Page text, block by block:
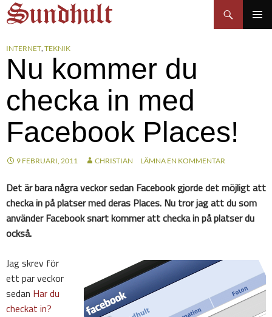
Hoppa
till
Sundhults blogg
Sök
INTERNET,TEKNIK
Nu kommer du
checka in med
Facebook Places!
9 FEBRUARI, 2011 CHRISTIAN LÄMNA EN KOMMENTAR
Det är bara några veckor sedan Facebook gjorde det möjligt att
checka in på platser med deras Places. Nu tror jag att du som
använder Facebook snart kommer att checka in på platser du
också.
Jag skrev för
ett par veckor
sedan Har du
checkat in?